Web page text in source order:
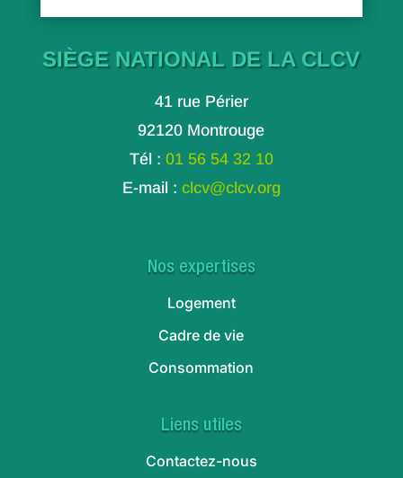
SIÈGE NATIONAL DE LA CLCV
41 rue Périer
92120 Montrouge
Tél : 01 56 54 32 10
E-mail : clcv@clcv.org
Nos expertises
Logement
Cadre de vie
Consommation
Liens utiles
Contactez-nous